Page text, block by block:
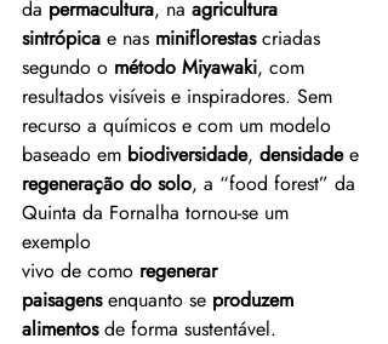
da permacultura, na agricultura
sintrópica e nas miniflorestas criadas
segundo o método Miyawaki, com
resultados visíveis e inspiradores. Sem
recurso a químicos e com um modelo
baseado em biodiversidade, densidade e
regeneração do solo, a “food forest” da
Quinta da Fornalha tornou‑se um
exemplo
vivo de como regenerar
paisagens enquanto se produzem
alimentos de forma sustentável.